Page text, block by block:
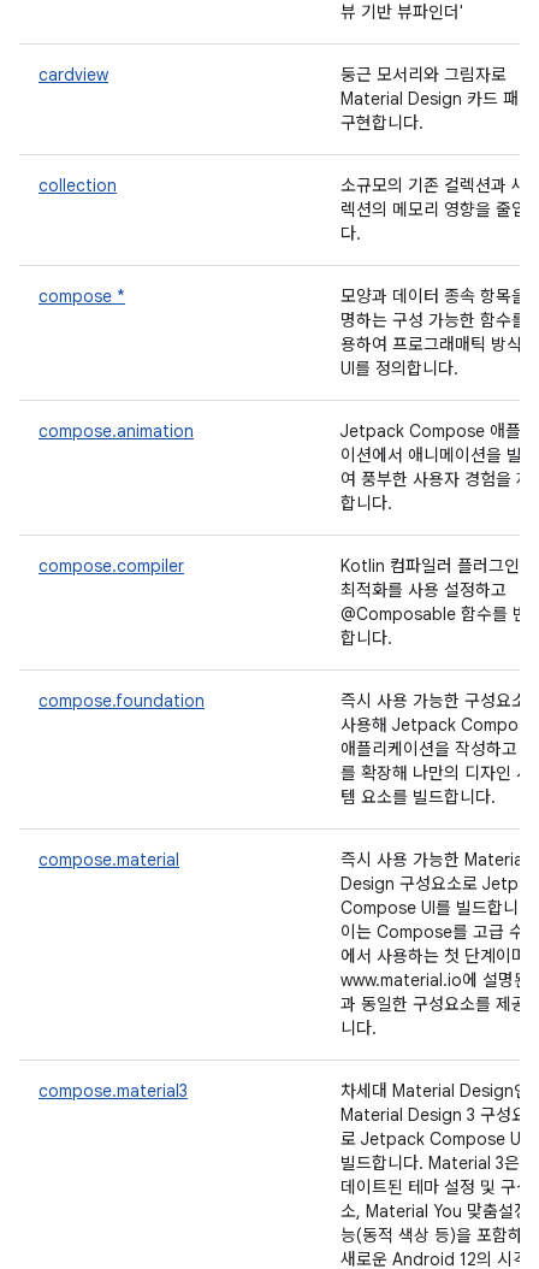
뷰 기반 뷰파인더'
cardview
둥근 모서리와 그림자로
Material Design 카드 패턴
구현합니다.
collection
소규모의 기존 컬렉션과 새
렉션의 메모리 영향을 줄입
다.
compose *
모양과 데이터 종속 항목을
명하는 구성 가능한 함수를
용하여 프로그래매틱 방식
UI를 정의합니다.
compose.animation
Jetpack Compose 애플리
이션에서 애니메이션을 빌
여 풍부한 사용자 경험을 제
합니다.
compose.compiler
Kotlin 컴파일러 플러그인으
최적화를 사용 설정하고
@Composable 함수를 변
합니다.
compose.foundation
즉시 사용 가능한 구성요소
사용해 Jetpack Compose
애플리케이션을 작성하고
를 확장해 나만의 디자인 시
템 요소를 빌드합니다.
compose.material
즉시 사용 가능한 Material
Design 구성요소로
Compose UI를 빌드합니다.
이는 Compose를 고급 수준
에서 사용하는 첫 단계이며,
www.material.io에 설명된
과 동일한 구성요소를 제공
니다.
compose.material3
차세대 Material Design인
Material Design 3 구성요
로 Jetpack Compose UI를
빌드합니다. Material 3은 업
데이트된 테마 설정 및 구성
소, Material You 맞춤설정
능(동적 색상 등)을 포함하며
새로운 Android 12의 시각